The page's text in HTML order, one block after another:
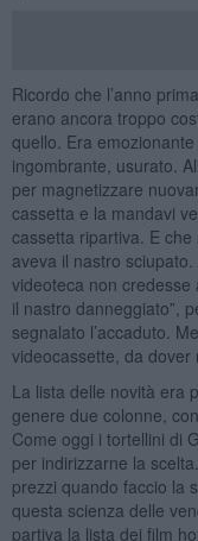
Ricordo che l’anno
erano ancora troppo
quello. Era
ingombrante, usurato.
per magnetizzare
cassetta e la mandavi
cassetta ripartiva. E
aveva il nastro
videoteca non credesse
il nastro danneggiato”,
segnalato l’accaduto.
videocassette, da dover
La lista delle novità era
genere due colonne,
Come oggi i tortellini di
per indirizzarne la
prezzi quando faccio la
questa scienza delle
partiva la lista dei film